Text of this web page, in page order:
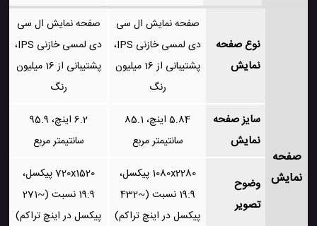
صفحه
نمایش
نوع صفحه
نمایش
صفحه نمایش ال سی
دی لمسی خازنی IPS،
پشتیبانی از 16 میلیون
رنگ
صفحه نمایش ال سی
دی لمسی خازنی IPS،
پشتیبانی از 16 میلیون
رنگ
سایز صفحه
نمایش
5.84 اینچ، 85.1
سانتیمتر مربع
6.2 اینچ، 95.9
سانتیمتر مربع
وضوح
تصویر
1080x2280 پیکسل،
19:9 نسبت (~432
پیکسل در اینچ تراکم)
720x1520 پیکسل،
19:9 نسبت (~271
پیکسل در اینچ تراکم)